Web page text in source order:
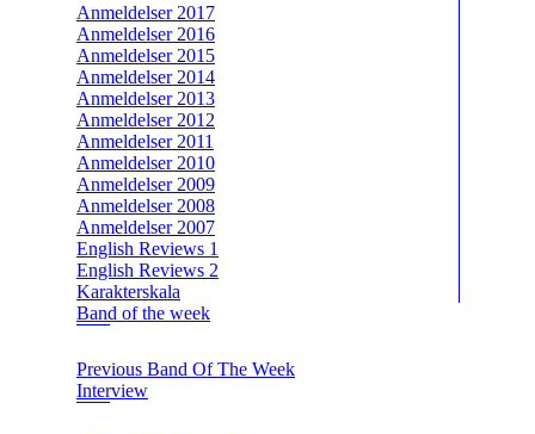
Anmeldelser 2017
Anmeldelser 2016
Anmeldelser 2015
Anmeldelser 2014
Anmeldelser 2013
Anmeldelser 2012
Anmeldelser 2011
Anmeldelser 2010
Anmeldelser 2009
Anmeldelser 2008
Anmeldelser 2007
English Reviews 1
English Reviews 2
Karakterskala
Band of the week
Previous Band Of The Week
Interview